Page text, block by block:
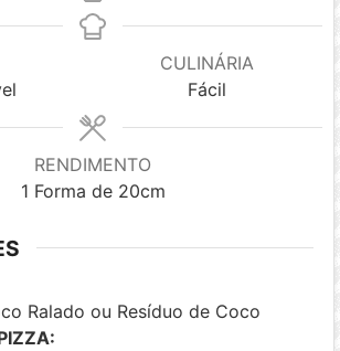
CULINÁRIA
Fácil
RENDIMENTO
1 Forma de 20cm
Ralado ou Resíduo de Coco